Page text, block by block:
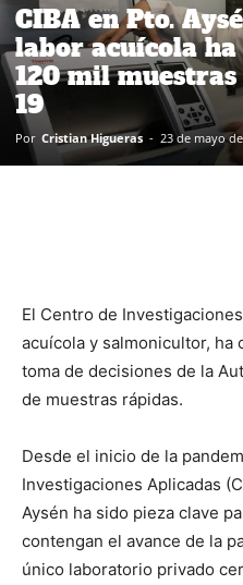
CIBA en Pto.
labor acuícola ha
120 mil muestras
19
Por Cristian Higueras - 23 de mayo
El Centro de
acuícola y salmonicultor,
toma de decisiones de la
de muestras rápidas.
Desde el inicio de la
Investigaciones Aplicadas
Aysén ha sido pieza clave
contengan el avance de la
único laboratorio privado